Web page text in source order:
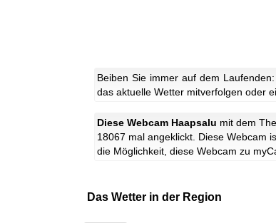
Beiben Sie immer auf dem
das aktuelle Wetter mitverfolgen oder
Diese Webcam Haapsalu mit dem
18067 mal angeklickt. Diese Webcam
die Möglichkeit, diese Webcam zu
Das Wetter in der Region